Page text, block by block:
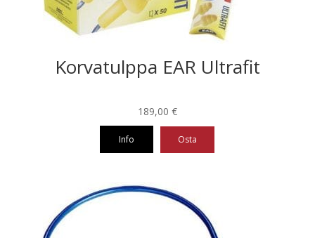
Korvatulppa EAR Ultrafit
189,00 €
Info Osta